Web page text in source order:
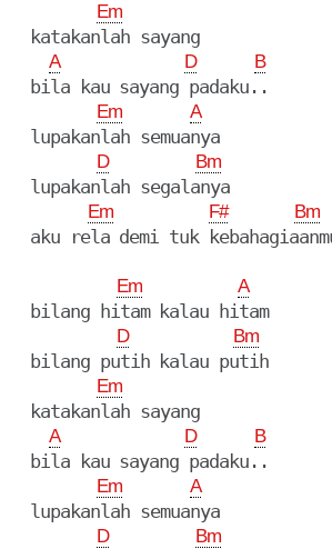
Em
  katakanlah sayang
A D B
  bila kau sayang padaku..
Em A
  lupakanlah semuanya
D Bm
  lupakanlah segalanya
Em F# Bm
aku rela demi tuk
Em A
  bilang hitam kalau hitam
D Bm
  bilang putih kalau putih
Em
  katakanlah sayang
A D B
  bila kau sayang padaku..
Em A
  lupakanlah semuanya
D Bm